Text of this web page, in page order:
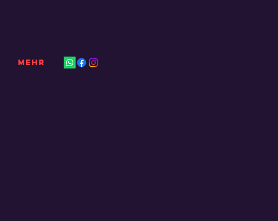
Mehr